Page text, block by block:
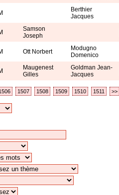
Berthier
Jacques
Samson
Joseph
Ott Norbert
Modugno
Domenico
Maugenest
Gilles
Goldman Jean-
Jacques
1507 1508 1509 1510 1511 >>